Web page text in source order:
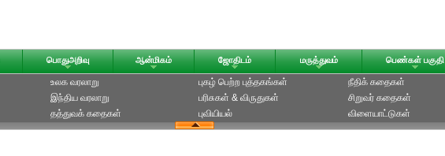
பொதுஅறிவு ஆன்மிகம் ஜோதிடம் மருத்துவம் பெண்கள் பகுதி
உலக வரலாறு
இந்திய வரலாறு
தத்துவக் கதைகள்
புகழ் பெற்ற புத்தகங்கள்
பரிசுகள் & விருதுகள்
புவியியல்
நீதிக் கதைகள்
சிறுவர் கதைகள்
விளையாட்டுகள்